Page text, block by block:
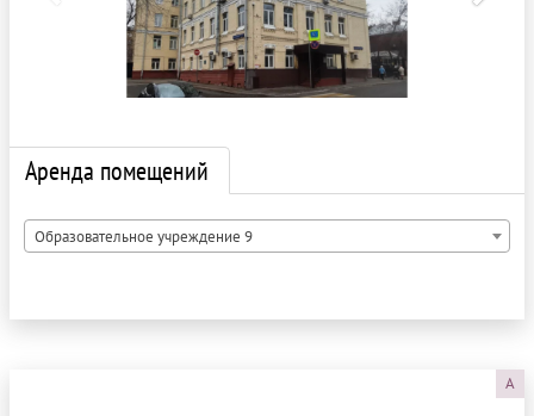
Аренда помещений
Образовательное учреждение 9
A